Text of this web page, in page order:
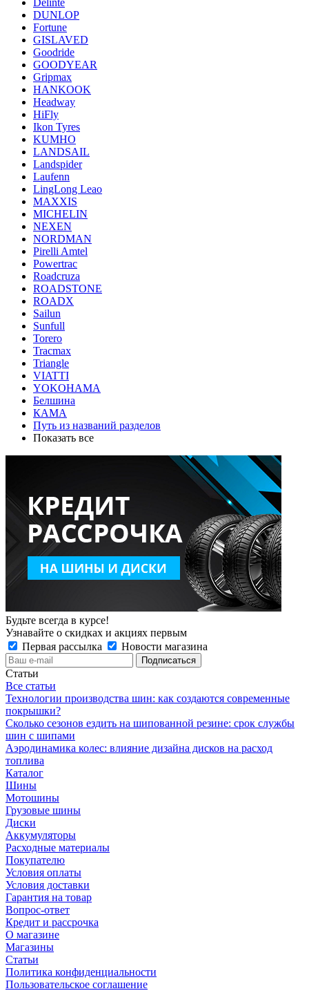
DUNLOP
Fortune
GISLAVED
Goodride
GOODYEAR
Gripmax
HANKOOK
Headway
HiFly
Ikon Tyres
KUMHO
LANDSAIL
Landspider
Laufenn
LingLong Leao
MAXXIS
MICHELIN
NEXEN
NORDMAN
Pirelli Amtel
Powertrac
Roadcruza
ROADSTONE
ROADX
Sailun
Sunfull
Torero
Tracmax
Triangle
VIATTI
YOKOHAMA
Белшина
КАМА
Путь из названий разделов
Показать все
Будьте всегда в курсе!
Узнавайте о скидках и акциях первым
Первая рассылка
Новости магазина
Статьи
Все статьи
Технологии производства шин: как создаются современные
покрышки?
Сколько сезонов ездить на шипованной резине: срок службы
шин с шипами
Аэродинамика колес: влияние дизайна дисков на расход
топлива
Каталог
Шины
Мотошины
Грузовые шины
Диски
Аккумуляторы
Расходные материалы
Покупателю
Условия оплаты
Условия доставки
Гарантия на товар
Вопрос-ответ
Кредит и рассрочка
О магазине
Магазины
Статьи
Политика конфиденциальности
Пользовательское соглашение